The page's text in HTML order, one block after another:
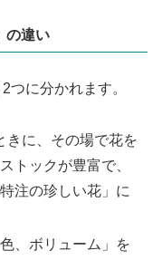
の違い
つに分かれます。
きに、その場で花を
トックが豊富で、
注の珍しい花」に
、ボリューム」を